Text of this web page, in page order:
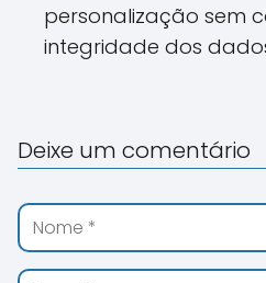
personalização sem
integridade dos
Deixe um comentário